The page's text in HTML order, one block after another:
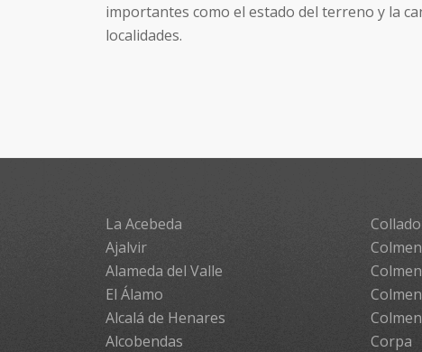
importantes como el estado del terreno y la
localidades.
La Acebeda
Ajalvir
Alameda del Valle
El Álamo
Alcalá de Henares
Alcobendas
Corpa